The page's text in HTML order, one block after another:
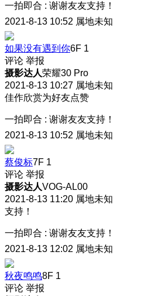
一拍即合 : 谢谢友友支持！
2021-8-13 10:52 属地未知
如果没有遇到你6F 1
评论 举报
摄影达人荣耀30 Pro
2021-8-13 10:27 属地未知
佳作欣赏为好友点赞
一拍即合 : 谢谢友友支持！
2021-8-13 10:52 属地未知
蔡俊标7F 1
评论 举报
摄影达人VOG-AL00
2021-8-13 11:20 属地未知
支持！
一拍即合 : 谢谢友友支持！
2021-8-13 12:02 属地未知
秋夜鸣鸣8F 1
评论 举报